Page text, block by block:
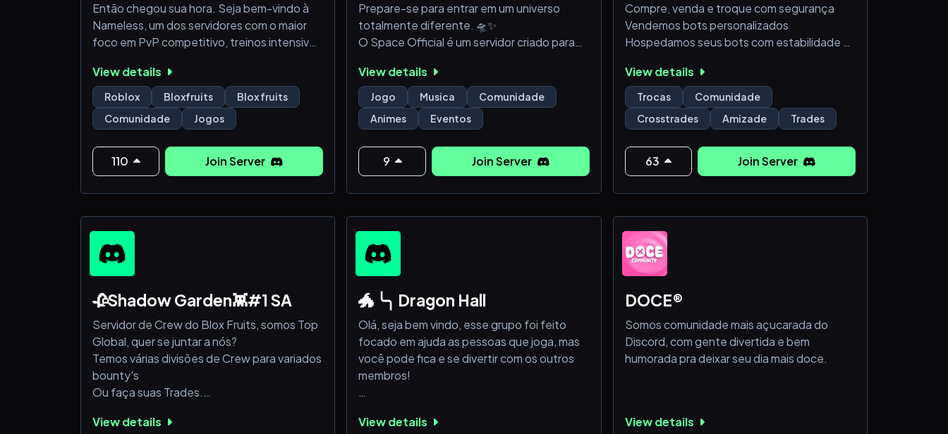
Então chegou sua hora. Seja bem-vindo à
Nameless, um dos servidores com o maior
foco em PvP competitivo, treinos intensivos
todos os níveis!
View details
Roblox Bloxfruits
Blox fruits
Comunidade
Jogos
110 Join Server
Prepare-se para entrar em um universo
totalmente diferente. 🛸✨
O Space Official é um servidor criado para
amizades, participar de eventos e viver uma
experiência única dentro do Discord. Aqui,
cada membro faz parte da nossa tripulação
espacial! 👨‍🚀🌠
Mesmo sendo uma comunidade em
crescimento, já contamos com mais de 100
membros ativos e continuamos evoluindo
View details
Jogo Musica
Comunidade
Animes
Eventos
9 Join Server
Compre, venda e troque com segurança
Vendemos bots personalizados
Hospedamos seus bots com estabilidade
Sorteios diários e eventos especiais
Suporte rápido e eficiente
ESTAMOS RECRUTANDO!
Procuramos: Middlemans e Staffs
Entre agora e faça parte da SKY TRADES!
View details
Trocas
Comunidade
Crosstrades
Amizade Trades
63 Join Server
🥀Shadow Garden👾#1 SA
Servidor de Crew do Blox Fruits, somos Top
Global, quer se juntar a nós?
Temos várias divisões de Crew para variados
bounty's
Ou faça suas Trades.
frequentemente, em um Server bem
View details
🐲 ╰╮ Dragon Hall
Olá, seja bem vindo, esse grupo foi feito
focado em ajuda as pessoas que joga, mas
você pode fica e se divertir com os outros
membros!
jogos, onde você pode entra e se divertir
View details
DOCE®
Somos comunidade mais açucarada do
Discord, com gente divertida e bem
humorada pra deixar seu dia mais doce.
View details